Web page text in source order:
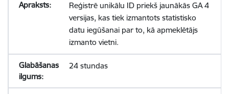
Reģistrē unikālu ID priekš jaunākās GA 4
versijas, kas tiek izmantots statistisko
datu iegūšanai par to, kā apmeklētājs
izmanto vietni.
24 stundas